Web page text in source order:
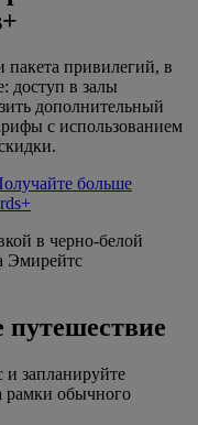
привилегий, в
доступ в залы
дополнительный
с использованием
больше
путешествие
и запланируйте
рамки обычного